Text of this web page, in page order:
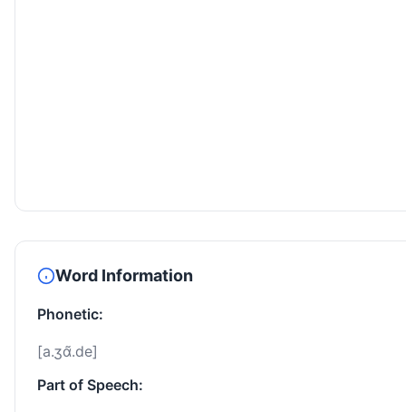
Word Information
Phonetic:
[a.ʒɑ̃.de]
Part of Speech: